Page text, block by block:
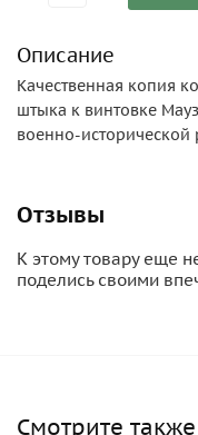
Описание
Качественная копия
штыка к винтовке
военно-исторической
Отзывы
К этому товару еще
поделись своими
Смотрите также